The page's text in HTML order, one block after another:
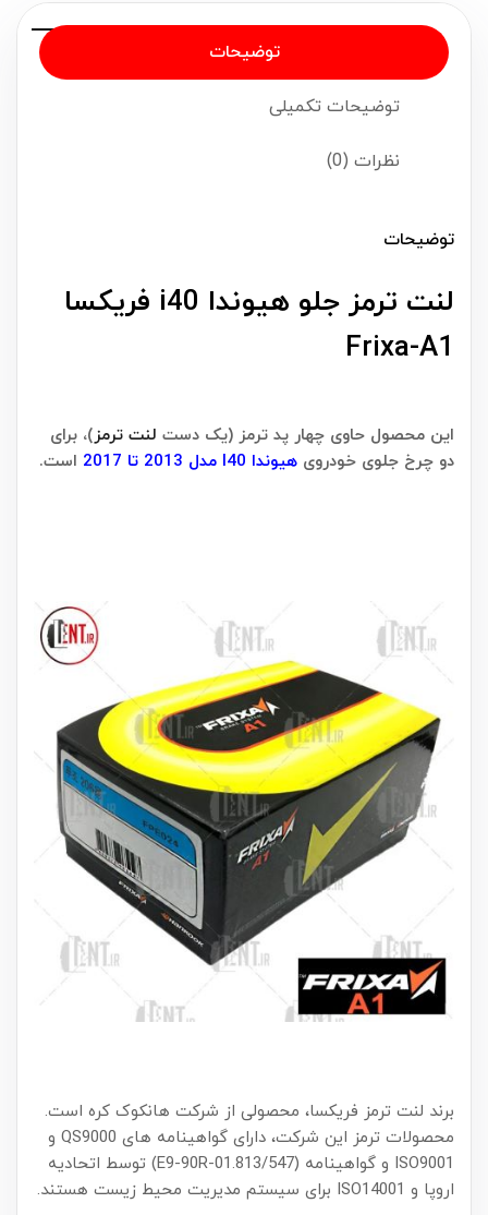
توضیحات
توضیحات تکمیلی
نظرات (0)
توضیحات
لنت ترمز جلو هیوندا i40 فریکسا
Frixa-A1
این محصول حاوی چهار پد ترمز (یک دست لنت ترمز)، برای
دو چرخ جلوی خودروی هیوندا I40 مدل 2013 تا 2017 است.
برند لنت ترمز فریکسا، محصولی از شرکت هانکوک کره است.
محصولات ترمز این شرکت، دارای گواهینامه های QS9000 و
ISO9001 و گواهینامه (E9-90R-01.813/547) توسط اتحادیه
اروپا و ISO14001 برای سیستم مدیریت محیط زیست هستند.